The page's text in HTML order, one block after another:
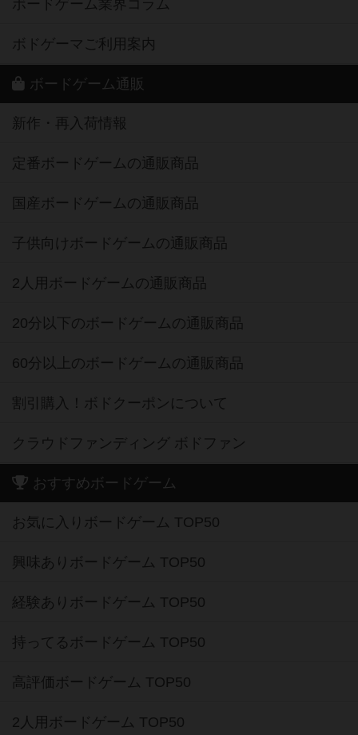
ボードゲーム業界コラム
ボドゲーマご利用案内
ボードゲーム通販
新作・再入荷情報
定番ボードゲームの通販商品
国産ボードゲームの通販商品
子供向けボードゲームの通販商品
2人用ボードゲームの通販商品
20分以下のボードゲームの通販商品
60分以上のボードゲームの通販商品
割引購入！ボドクーポンについて
クラウドファンディング ボドファン
おすすめボードゲーム
お気に入りボードゲーム TOP50
興味ありボードゲーム TOP50
経験ありボードゲーム TOP50
持ってるボードゲーム TOP50
高評価ボードゲーム TOP50
2人用ボードゲーム TOP50